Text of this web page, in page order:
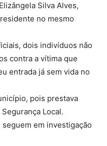
Silva Alves,
no mesmo
dois indivíduos não
contra a vítima que
entrada já sem vida no
pois prestava
Local.
em investigação